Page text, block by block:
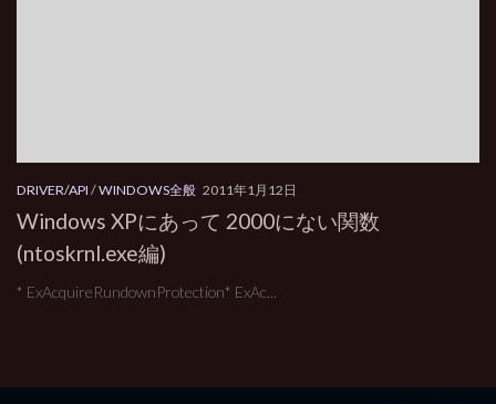
DRIVER/API /WINDOWS全般 2011年1月12日
Windows XPにあって 2000にない関数
(ntoskrnl.exe編)
* ExAcquireRundownProtection* ExAc...